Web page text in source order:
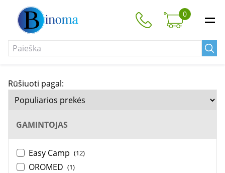
0
Rūšiuoti pagal:
GAMINTOJAS
Easy Camp (12)
OROMED (1)